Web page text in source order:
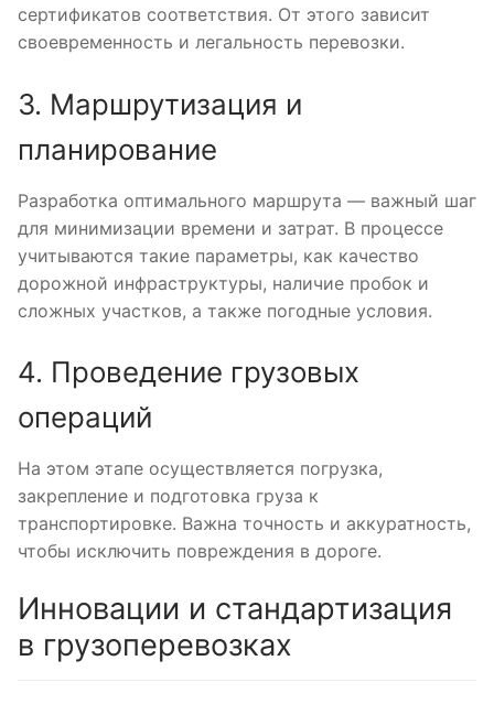
сертификатов соответствия. От этого зависит
своевременность и легальность перевозки.
3. Маршрутизация и
планирование
Разработка оптимального маршрута — важный шаг
для минимизации времени и затрат. В процессе
учитываются такие параметры, как качество
дорожной инфраструктуры, наличие пробок и
сложных участков, а также погодные условия.
4. Проведение грузовых
операций
На этом этапе осуществляется погрузка,
закрепление и подготовка груза к
транспортировке. Важна точность и аккуратность,
чтобы исключить повреждения в дороге.
Инновации и стандартизация
в грузоперевозках